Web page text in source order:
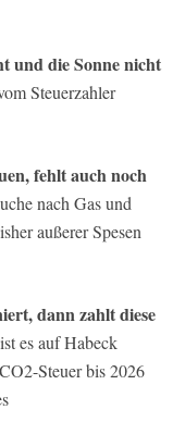
und die Sonne nicht
Steuerzahler
fehlt auch noch
nach Gas und
außerer Spesen
dann zahlt diese
es auf Habeck
Steuer bis 2026